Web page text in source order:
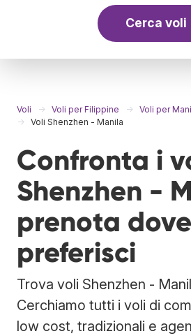
Cerca voli
Voli Voli per Filippine
Voli per
Voli Shenzhen - Manila
Confronta i
Shenzhen -
prenota dove
preferisci
Trova voli Shenzhen -
Cerchiamo tutti i voli di
low cost, tradizionali e